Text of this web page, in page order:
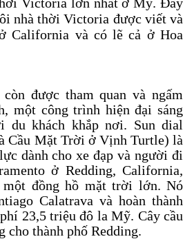
nhà thời Victoria được viết và
California và có lẽ cả ở Hoa
được tham quan và ngấm
một công trình hiện đại sáng
khách khắp nơi. Sun dial
Cầu Mặt Trời ở Vịnh Turtle) là
dành cho xe đạp và người đi
ở Redding, California,
đồng hồ mặt trời lớn. Nó
Calatrava và hoàn thành
23,5 triệu đô la Mỹ. Cây cầu
cho thành phố Redding.